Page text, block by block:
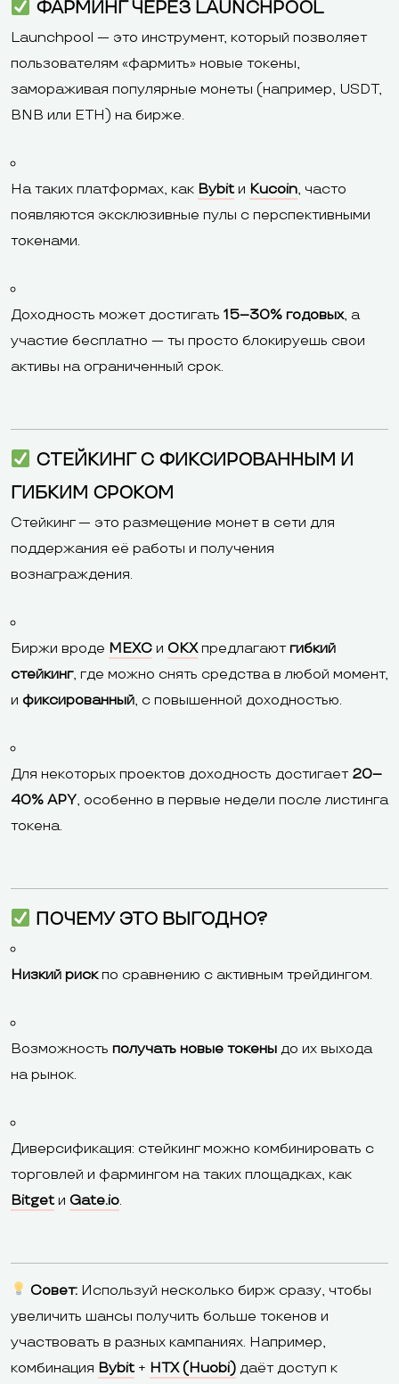
ФАРМИНГ ЧЕРЕЗ LAUNCHPOOL
Launchpool — это инструмент, который позволяет
пользователям «фармить» новые токены,
замораживая популярные монеты (например, USDT,
BNB или ETH) на бирже.
На таких платформах, как Bybit и Kucoin, часто
появляются эксклюзивные пулы с перспективными
токенами.
Доходность может достигать 15–30% годовых, а
участие бесплатно — ты просто блокируешь свои
активы на ограниченный срок.
СТЕЙКИНГ С ФИКСИРОВАННЫМ И
ГИБКИМ СРОКОМ
Стейкинг — это размещение монет в сети для
поддержания её работы и получения
вознаграждения.
Биржи вроде MEXC и OKXпредлагаютгибкий
стейкинг, где можно снять средства в любой момент,
и фиксированный, с повышенной доходностью.
Для некоторых проектов доходность достигает 20–
40% APY, особенно в первые недели после листинга
токена.
ПОЧЕМУ ЭТО ВЫГОДНО?
Низкий рискпо сравнению с активным трейдингом.
Возможность получать новые токены до их выхода
на рынок.
Диверсификация: стейкинг можно комбинировать с
торговлей и фармингом на таких площадках, как
Bitget и Gate.io.
Совет: Используй несколько бирж сразу, чтобы
увеличить шансы получить больше токенов и
участвовать в разных кампаниях. Например,
комбинация Bybit + HTX (Huobi) даёт доступ к